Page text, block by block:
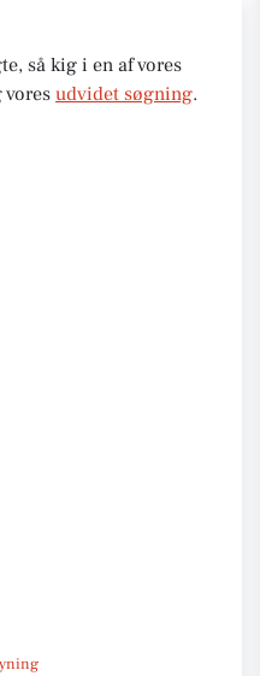
så kig i en af vores
udvidet søgning.